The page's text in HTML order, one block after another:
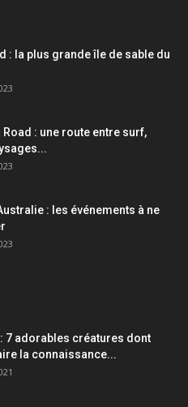
: la plus grande île de sable du
Road : une route entre surf,
: les événements à ne
7 adorables créatures dont
la connaissance...